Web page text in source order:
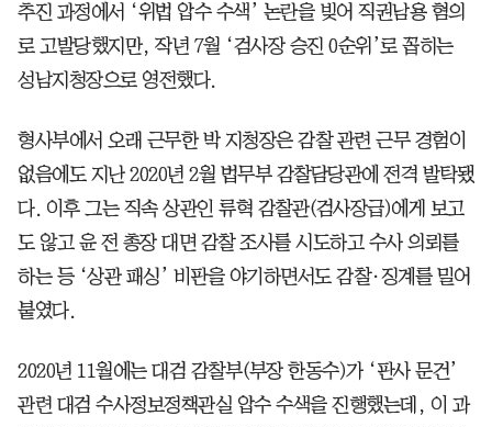
추진 과정에서 ‘위법 압수 수색’ 논란을 빚어 직권남용 혐의
로 고발당했지만, 작년 7월 ‘검사장 승진 0순위’로 꼽히는
성남지청장으로 영전했다.
형사부에서 오래 근무한 박 지청장은 감찰 관련 근무 경험이
없음에도 지난 2020년 2월 법무부 감찰담당관에 전격 발탁됐
다. 이후 그는 직속 상관인 류혁 감찰관(검사장급)에게 보고
도 않고 윤 전 총장 대면 감찰 조사를 시도하고 수사 의뢰를
하는 등 ‘상관 패싱’ 비판을 야기하면서도 감찰·징계를 밀어
붙였다.
2020년 11월에는 대검 감찰부(부장 한동수)가 ‘판사 문건’
관련 대검 수사정보정책관실 압수 수색을 진행했는데, 이 과